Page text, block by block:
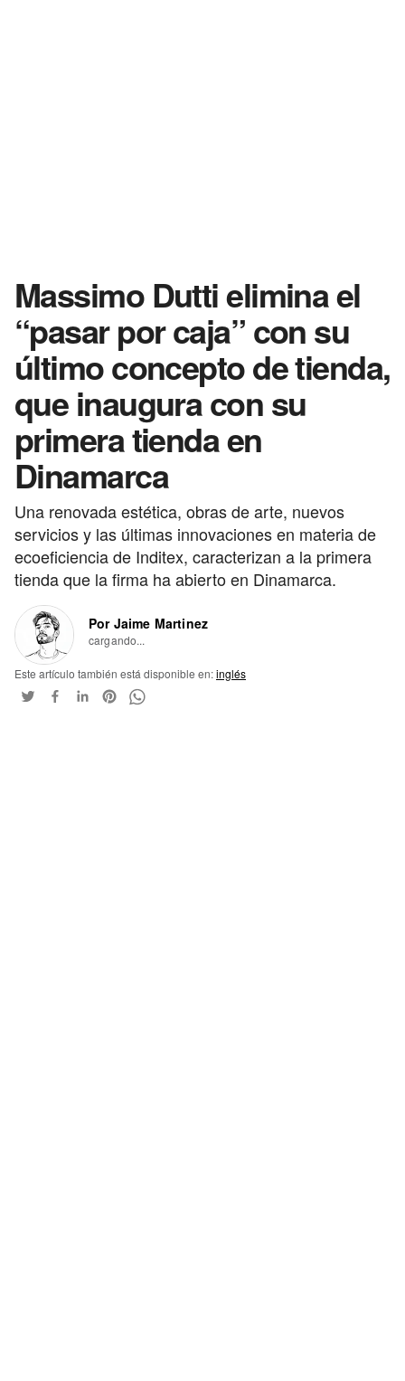
Massimo Dutti elimina el
“pasar por caja” con su
último concepto de tienda,
que inaugura con su
primera tienda en
Dinamarca
Una renovada estética, obras de arte, nuevos
servicios y las últimas innovaciones en materia de
ecoeficiencia de Inditex, caracterizan a la primera
tienda que la firma ha abierto en Dinamarca.
Por Jaime Martinez
cargando...
Este artículo también está disponible en:inglés